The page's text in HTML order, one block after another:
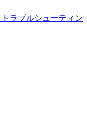
トラブルシューティン